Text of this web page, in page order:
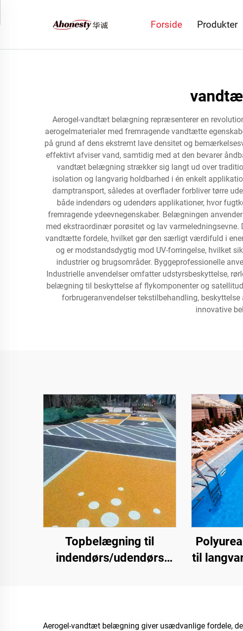
Forside Produkter
Aerogel-vandtæt belægning repræsenterer en
aerogelmaterialer med fremragende vandtætte
på grund af dens ekstremt lave densitet og
effektivt afviser vand, samtidig med at den bevarer
vandtæt belægning strækker sig langt ud over
isolation og langvarig holdbarhed i én enkelt
damptransport, således at overflader forbliver tørre
både indendørs og udendørs applikationer, hvor
fremragende ydeevnegenskaber. Belægningen
med ekstraordinær porøsitet og lav
vandtætte fordele, hvilket gør den særligt værdifuld i
og er modstandsdygtig mod UV-forringelse, hvilket
industrier og brugsområder. Byggeprofessionelle
Industrielle anvendelser omfatter udstyrsbeskyttelse,
belægning til beskyttelse af flykomponenter og
forbrugeranvendelser tekstilbehandling,
innovative
Topbelægning til
indendørs/udendørs
asfaltvandtætning,
til
Aerogel-vandtæt belægning giver usædvanlige fordele,